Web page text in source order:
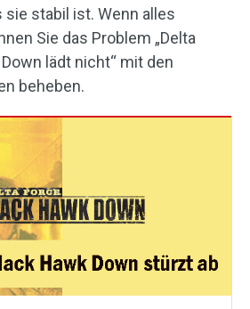
stabil ist. Wenn alles
Sie das Problem „Delta
lädt nicht“ mit den
beheben.